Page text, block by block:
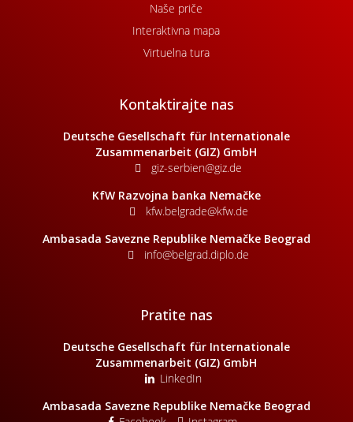
Naše priče
Interaktivna mapa
Virtuelna tura
Kontaktirajte nas
Deutsche Gesellschaft für Internationale
Zusammenarbeit (GIZ) GmbH
giz-serbien@giz.de
KfW Razvojna banka Nemačke
kfw.belgrade@kfw.de
Ambasada Savezne Republike Nemačke Beograd
info@belgrad.diplo.de
Pratite nas
Deutsche Gesellschaft für Internationale
Zusammenarbeit (GIZ) GmbH
LinkedIn
Ambasada Savezne Republike Nemačke Beograd